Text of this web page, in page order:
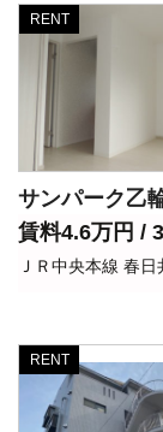
RENT
サンパーク
賃料4.6万円 /
ＪＲ中央本線 春
RENT